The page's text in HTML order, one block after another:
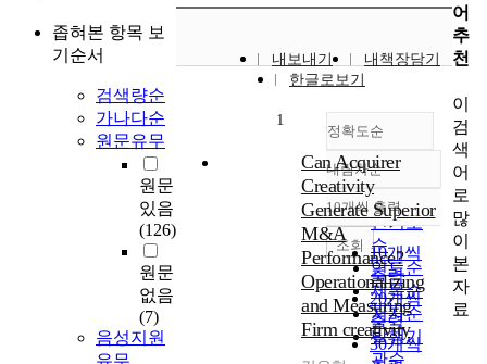
좁혀본 항목 보
기순서
검색량순
가나다순
원문유무
원문
있음
(126)
원문
없음
(7)
음성지원
내보내기
내책장담기
한글로보기
정확도순
정확도
순
인기도
순
연도순
제목순
저자순
발행기
관순
내림차순
내림차순
10개씩 출력
10개씩
출력
20개씩
출력
30개씩
조회
1
Can Acquirer
Creativity
Generate Superior
M&A
Performance?
Operationalizing
and Measuring
Firm creativity
어
추
천
이
검
색
어
로
많
이
본
자
료